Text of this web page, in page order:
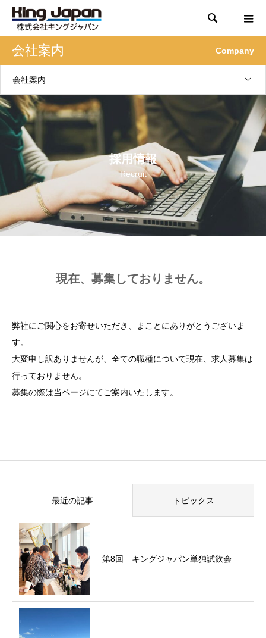

会社案内 Company
会社案内
採用情報
Recruit
現在、募集しておりません。
弊社にご関心をお寄せいただき、まことにありがとうございま
す。
大変申し訳ありませんが、全ての職種について現在、求人募集は
行っておりません。
募集の際は当ページにてご案内いたします。
最近の記事 トピックス
第8回 キングジャパン単独試飲会